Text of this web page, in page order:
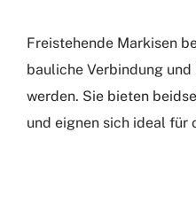
Balkon & Loggia
Freistehende Markisen
bauliche Verbindung
werden. Sie bieten
und eignen sich ideal für